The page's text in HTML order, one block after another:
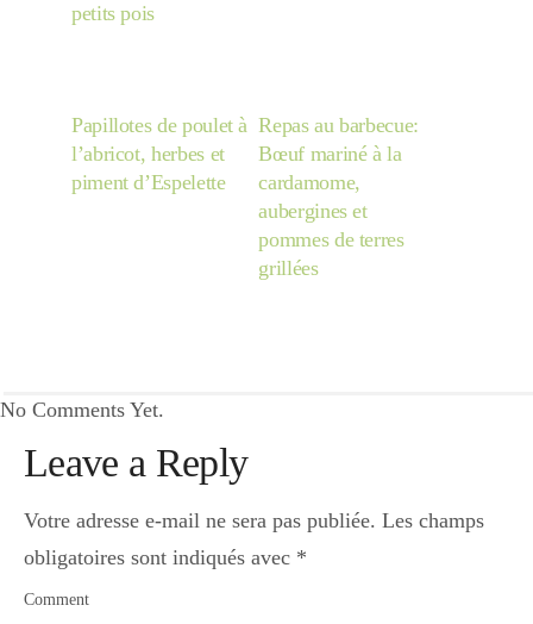
petits pois
Papillotes de poulet à
l’abricot, herbes et
piment d’Espelette
Repas au barbecue:
Bœuf mariné à la
cardamome,
aubergines et
pommes de terres
grillées
No Comments Yet.
Leave a Reply
Votre adresse e-mail ne sera pas publiée. Les champs
obligatoires sont indiqués avec *
Comment